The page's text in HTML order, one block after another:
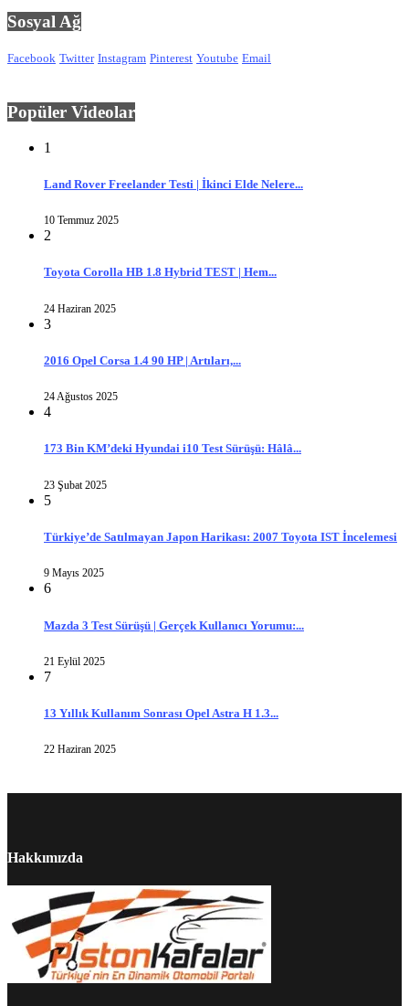
Sosyal Ağ
Facebook Twitter Instagram Pinterest Youtube Email
Popüler Videolar
1
Land Rover Freelander Testi | İkinci Elde Nelere...
10 Temmuz 2025
2
Toyota Corolla HB 1.8 Hybrid TEST | Hem...
24 Haziran 2025
3
2016 Opel Corsa 1.4 90 HP | Artıları,...
24 Ağustos 2025
4
173 Bin KM’deki Hyundai i10 Test Sürüşü: Hâlâ...
23 Şubat 2025
5
Türkiye’de Satılmayan Japon Harikası: 2007 Toyota IST İncelemesi
9 Mayıs 2025
6
Mazda 3 Test Sürüşü | Gerçek Kullanıcı Yorumu:...
21 Eylül 2025
7
13 Yıllık Kullanım Sonrası Opel Astra H 1.3...
22 Haziran 2025
Hakkımızda